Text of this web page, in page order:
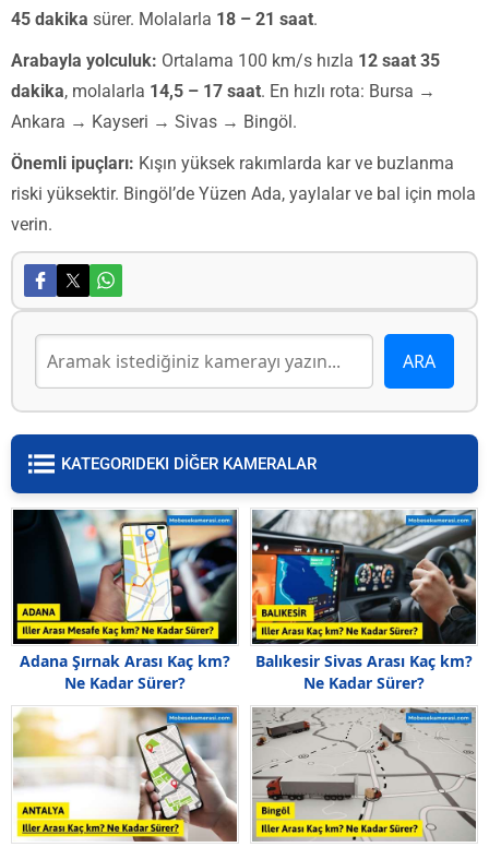
45 dakika sürer. Molalarla 18 – 21 saat.
Arabayla yolculuk: Ortalama 100 km/s hızla 12 saat 35
dakika, molalarla 14,5 – 17 saat. En hızlı rota: Bursa →
Ankara → Kayseri → Sivas → Bingöl.
Önemli ipuçları: Kışın yüksek rakımlarda kar ve buzlanma
riski yüksektir. Bingöl’de Yüzen Ada, yaylalar ve bal için mola
verin.
KATEGORIDEKI DİĞER KAMERALAR
Adana Şırnak Arası Kaç km?
Ne Kadar Sürer?
Balıkesir Sivas Arası Kaç km?
Ne Kadar Sürer?